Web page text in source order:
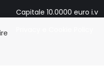
Capitale 10.0000 euro i.v